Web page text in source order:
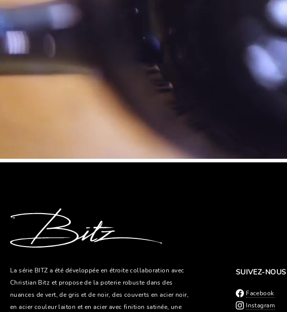
La série BITZ a été développée en étroite collaboration avec
Christian Bitz et propose de la poterie robuste dans des
nuances de vert, de gris et de noir, des couverts en acier noir,
en acier couleur laiton et en acier avec finition satinée, une
SUIVEZ-NOUS
Facebook
Instagram